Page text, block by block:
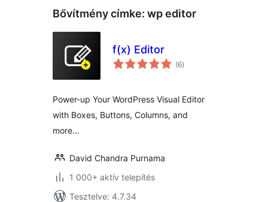
Bővítmény címke: wp editor
f(x) Editor
(6értékelés
összesen
)
Power-up Your WordPress Visual Editor
with Boxes, Buttons, Columns, and
more…
David Chandra Purnama
1 000+ aktív telepítés
Tesztelve: 4.7.34